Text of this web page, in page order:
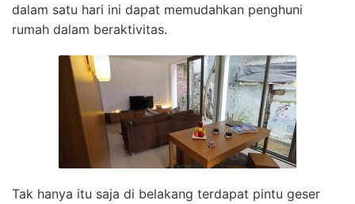
dalam satu hari ini dapat memudahkan penghuni
rumah dalam beraktivitas.
Tak hanya itu saja di belakang terdapat pintu geser